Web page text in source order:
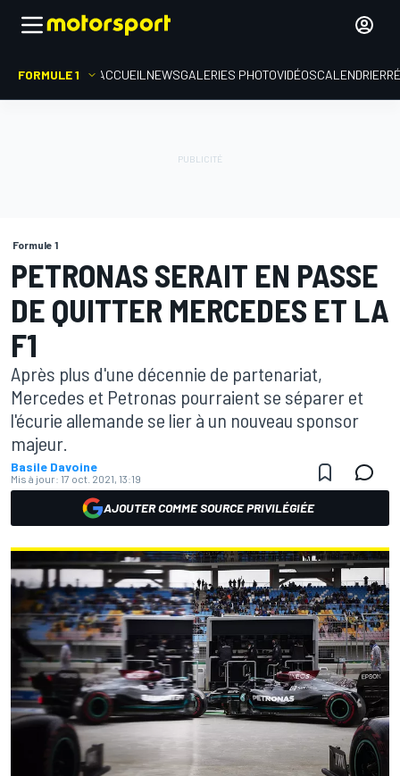
FORMULE 1 ACCUEIL NEWSGALERIES PHOTOVIDÉOSCALENDRIER
Formule 1
PETRONAS SERAIT EN PASSE
DE QUITTER MERCEDES ET LA
F1
Après plus d'une décennie de partenariat,
Mercedes et Petronas pourraient se séparer et
l'écurie allemande se lier à un nouveau sponsor
majeur.
Basile Davoine
Mis à jour: 17 oct. 2021, 13:19
AJOUTER COMME SOURCE PRIVILÉGIÉE